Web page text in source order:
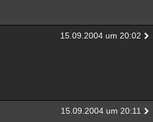
15.09.2004 um 20:02
15.09.2004 um 20:11